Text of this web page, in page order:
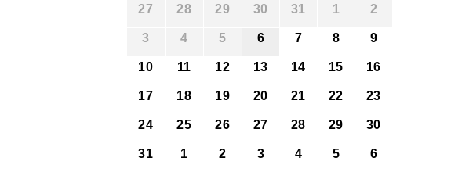
27 28 29 30 31 1 2
3 4 5 6 7 8 9
10 11 12 13 14 15 16
17 18 19 20 21 22 23
24 25 26 27 28 29 30
31 1 2 3 4 5 6